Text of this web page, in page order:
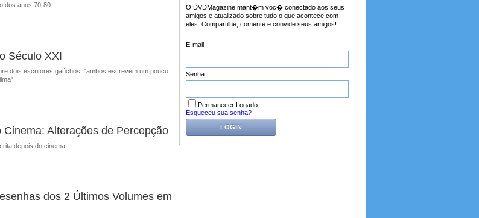
dos anos 70-80
Século XXI
dois escritores gaúchos: "ambos escrevem um pouco
Alterações de Percepção
depois do cinema
dos 2 Últimos Volumes em
O DVDMagazine mant�m voc� conectado aos seus
amigos e atualizado sobre tudo o que acontece com
eles. Compartilhe, comente e convide seus amigos!
E-mail
Senha
Permanecer Logado
Esqueceu sua senha?
LOGIN